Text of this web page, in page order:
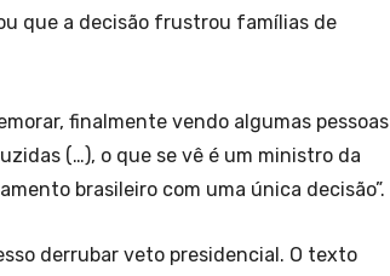
que a decisão frustrou famílias de
finalmente vendo algumas pessoas
(…), o que se vê é um ministro da
brasileiro com uma única decisão”.
derrubar veto presidencial. O texto